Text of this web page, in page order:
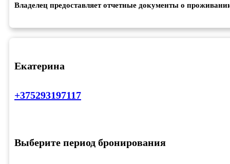
Владелец предоставляет отчетные документы о
Екатерина
+375293197117
Выберите период бронирования